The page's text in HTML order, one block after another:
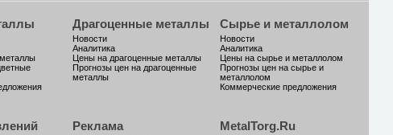
Драгоценные металлы
Новости
Аналитика
Цены на драгоценные металлы
Прогнозы цен на драгоценные
металлы
Сырье и металлолом
Новости
Аналитика
Цены на сырье и металлолом
Прогнозы цен на сырье и
металлолом
Коммерческие предложения
Реклама MetalTorg.Ru